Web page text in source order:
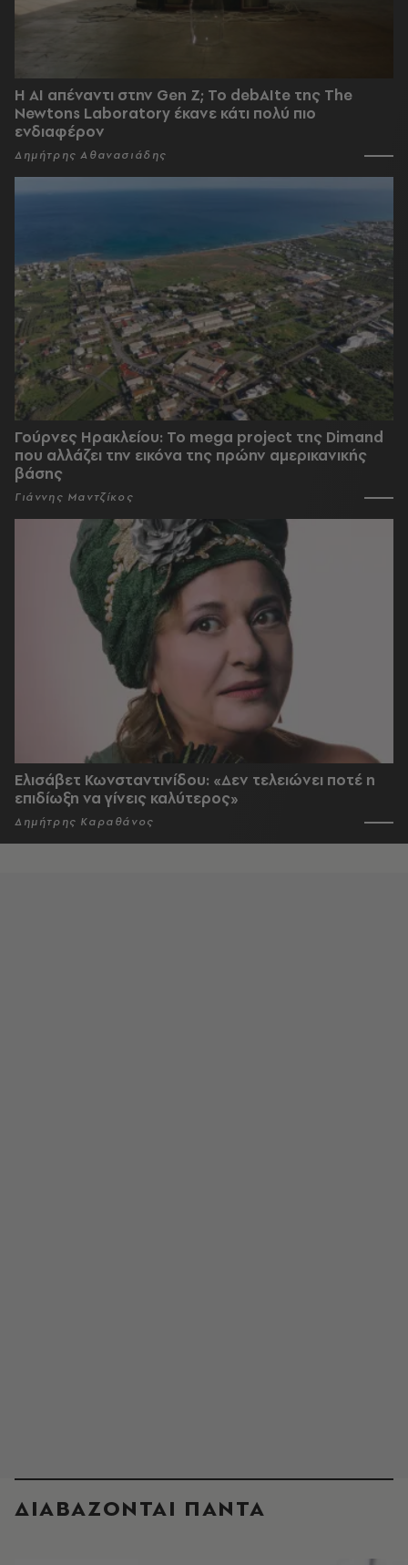
Η AI απέναντι στην Gen Z; Το debAIte της The
Newtons Laboratory έκανε κάτι πολύ πιο
ενδιαφέρον
Δημήτρης Αθανασιάδης
Γούρνες Ηρακλείου: To mega project της Dimand
που αλλάζει την εικόνα της πρώην αμερικανικής
βάσης
Γιάννης Μαντζίκος
Ελισάβετ Κωνσταντινίδου: «Δεν τελειώνει ποτέ η
επιδίωξη να γίνεις καλύτερος»
Δημήτρης Καραθάνος
ΔΙΑΒΑΖΟΝΤΑΙ ΠΑΝΤΑ